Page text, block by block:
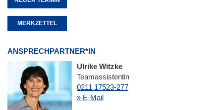
MERKZETTEL
ANSPRECHPARTNER*IN
Ulrike Witzke
Teamassistentin
0211 17523-277
» E-Mail